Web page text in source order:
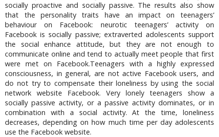
socially proactive and socially passive. The results also show
that the personality traits have an impact on teenagers’
behaviour on Facebook: neurotic teenagers’ activity on
Facebook is socially passive; extraverted adolescents support
the social enhance attitude, but they are not enough to
communicate online and tend to actually meet people that first
were met on Facebook.Teenagers with a highly expressed
consciousness, in general, are not active Facebook users, and
do not try to compensate their loneliness by using the social
network website Facebook. Very lonely teenagers show a
socially passive activity, or a passive activity dominates, or in
combination with a social activity. At the time, loneliness
decreases, depending on how much time per day adolescents
use the Facebook website.